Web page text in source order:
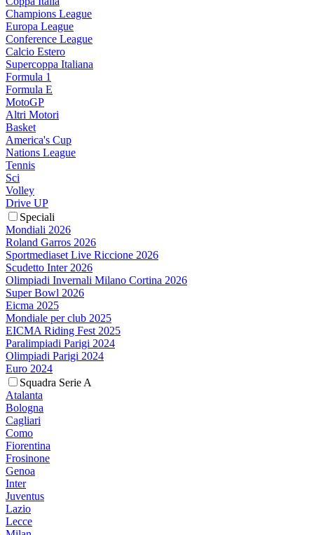
Champions League
Europa League
Conference League
Calcio Estero
Supercoppa Italiana
Formula 1
Formula E
MotoGP
Altri Motori
Basket
America's Cup
Nations League
Tennis
Sci
Volley
Drive UP
Speciali
Mondiali 2026
Roland Garros 2026
Sportmediaset Live Riccione 2026
Scudetto Inter 2026
Olimpiadi Invernali Milano Cortina 2026
Super Bowl 2026
Eicma 2025
Mondiale per club 2025
EICMA Riding Fest 2025
Paralimpiadi Parigi 2024
Olimpiadi Parigi 2024
Euro 2024
Squadra Serie A
Atalanta
Bologna
Cagliari
Como
Fiorentina
Frosinone
Genoa
Inter
Juventus
Lazio
Lecce